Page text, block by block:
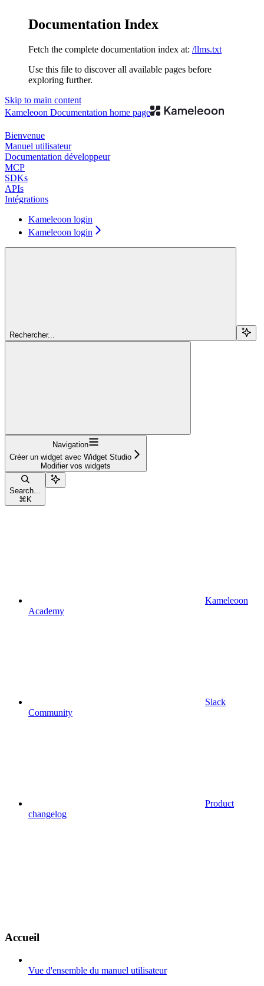
Documentation Index
Fetch the complete documentation index at: /llms.txt
Use this file to discover all available pages before
exploring further.
Skip to main content
Kameleoon Documentation home page
Bienvenue
Manuel utilisateur
Documentation développeur
MCP
SDKs
APIs
Intégrations
Kameleoon login
Kameleoon login
Rechercher...
Navigation
Créer un widget avec Widget Studio
Modifier vos widgets
Search...
⌘ K
Kameleoon
Academy
Slack
Community
Product
changelog
Accueil
Vue d'ensemble du manuel utilisateur